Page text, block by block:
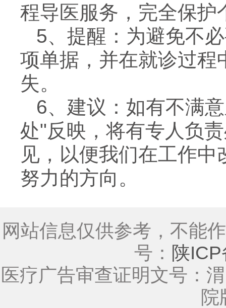
程导医服务，完全保护
5、提醒：为避免不
项单据，并在就诊过程
失。
6、建议：如有不满
处"反映，将有专人负
见，以便我们在工作
努力的方向。
网站信息仅供参考，不能
号： 陕
医疗广告审查证明文号：
院